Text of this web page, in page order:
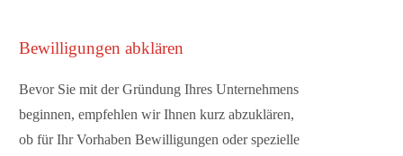
Bewilligungen abklären
Bevor Sie mit der Gründung Ihres Unternehmens
beginnen, empfehlen wir Ihnen kurz abzuklären,
ob für Ihr Vorhaben Bewilligungen oder spezielle